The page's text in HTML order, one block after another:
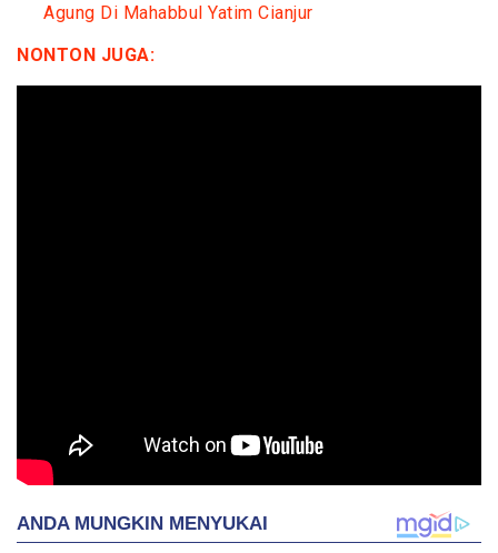
Agung Di Mahabbul Yatim Cianjur
NONTON JUGA: